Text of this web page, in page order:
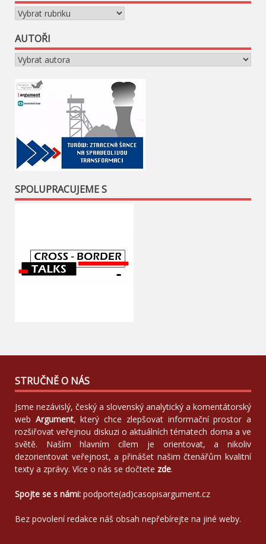
Rubriky
AUTOŘI
SPOLUPRACUJEME S
STRUČNĚ O NÁS
Jsme nezávislý, český a slovenský analytický a komentátorský
web Argument, který chce zlepšovat informační prostor a
rozšiřovat veřejnou diskuzi o aktuálních tématech doma a ve
světě. Naším hlavním cílem je orientovat, a nikoliv
dezorientovat veřejnost, a přinášet našim čtenářům kvalitní
texty a zprávy. Více o nás se dočtete zde.
Spojte se s námi: podporte(ad)casopisargument.cz
Bez povolení redakce náš obsah nepřebírejte na jiné weby.